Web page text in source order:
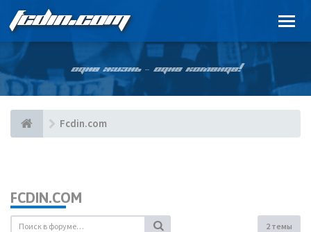
FCDIN.COM
ОДНА ЖИЗНЬ – ОДНА КОМАНДА!
Fcdin.com
FCDIN.COM
2 темы